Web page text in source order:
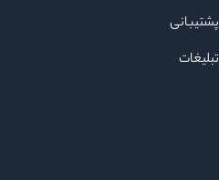
پشتیبانی
تبلیغات